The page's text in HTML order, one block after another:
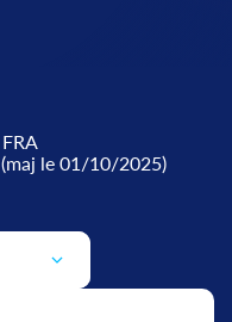
FRA
(maj le 01/10/2025)